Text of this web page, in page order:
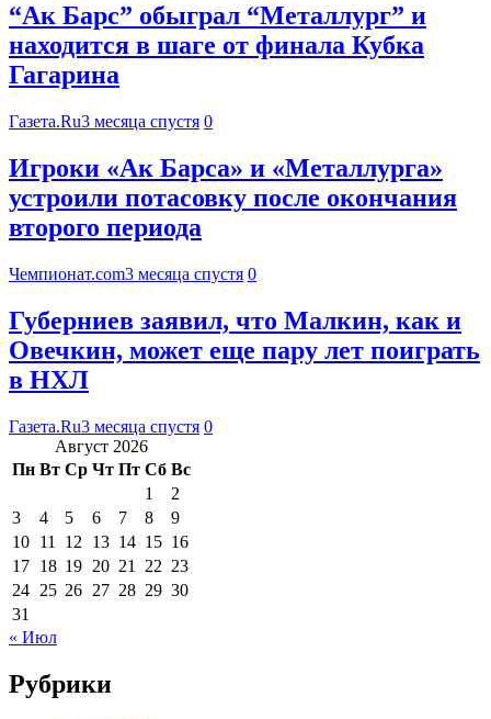
“Ак Барс” обыграл “Металлург” и
находится в шаге от финала Кубка
Гагарина
Газета.Ru3 месяца спустя 0
Игроки «Ак Барса» и «Металлурга»
устроили потасовку после окончания
второго периода
Чемпионат.com3 месяца спустя 0
Губерниев заявил, что Малкин, как и
Овечкин, может еще пару лет поиграть
в НХЛ
Газета.Ru3 месяца спустя 0
Август 2026
Пн Вт Ср Чт Пт Сб Вс
1
2
3
4 5 6 7 8
9
10 11 12 13 14 15 16
17 18 19 20 21 22 23
24 25 26 27 28 29 30
31
« Июл
Рубрики